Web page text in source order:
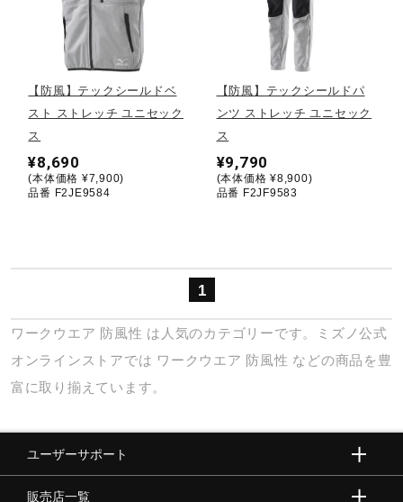
テニス／ソフトテニス
バドミントン
ソフトボール
柔道
【防風】テックシールドベ
スト ストレッチ ユニセック
ス
¥8,690
(本体価格 ¥7,900)
品番 F2JE9584
【防風】テックシールドパ
ンツ ストレッチ ユニセック
ス
¥9,790
(本体価格 ¥8,900)
品番 F2JF9583
1
ワークウエア 防風性 は人気のカテゴリーです。ミズノ公式
オンラインストアでは ワークウエア 防風性 などの商品を豊
富に取り揃えています。
ユーザーサポート
販売店一覧